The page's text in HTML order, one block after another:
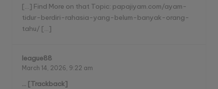
[…] Find More on that Topic: papajiyam.com/ayam-
tidur-berdiri-rahasia-yang-belum-banyak-orang-
tahu/ […]
league88
March 14, 2026, 9:22 am
… [Trackback]